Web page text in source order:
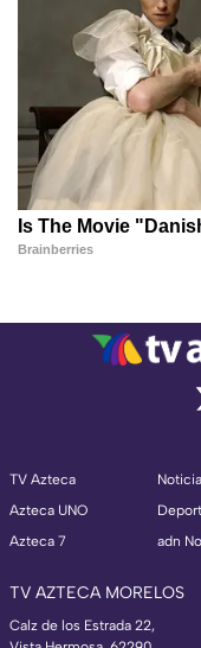
TV Azteca
Azteca UNO
Azteca 7
adn
TV AZTECA MORELOS
Calz de los Estrada 22,